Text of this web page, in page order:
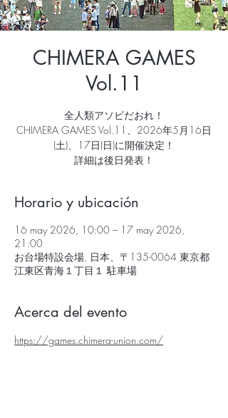
CHIMERA GAMES
Vol.11
全人類アソビだおれ！
CHIMERA GAMES Vol.11、2026年5月16日
(土)、17日(日)に開催決定！
詳細は後日発表！
Horario y ubicación
16 may 2026, 10:00 – 17 may 2026,
21:00
お台場特設会場, 日本、〒135-0064 東京都
江東区青海１丁目１ 駐車場
Acerca del evento
https://games.chimera-union.com/